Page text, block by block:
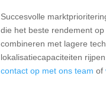
Succesvolle
die het beste rendement
combineren met lagere
lokalisatiecapaciteiten
contact op met ons team of